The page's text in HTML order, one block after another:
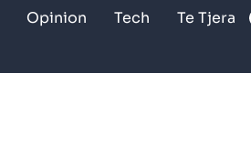
Opinion Tech Te Tjera